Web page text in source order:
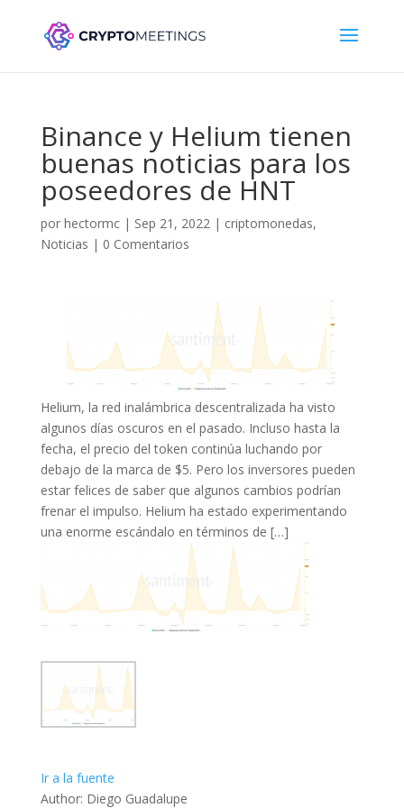
Binance y Helium tienen
buenas noticias para los
poseedores de HNT
por hectormc| Sep 21, 2022| criptomonedas,
Noticias | 0 Comentarios
Helium, la red inalámbrica descentralizada ha visto
algunos días oscuros en el pasado. Incluso hasta la
fecha, el precio del token continúa luchando por
debajo de la marca de $5. Pero los inversores pueden
estar felices de saber que algunos cambios podrían
frenar el impulso. Helium ha estado experimentando
una enorme escándalo en términos de […]
Ir a la fuente
Author: Diego Guadalupe